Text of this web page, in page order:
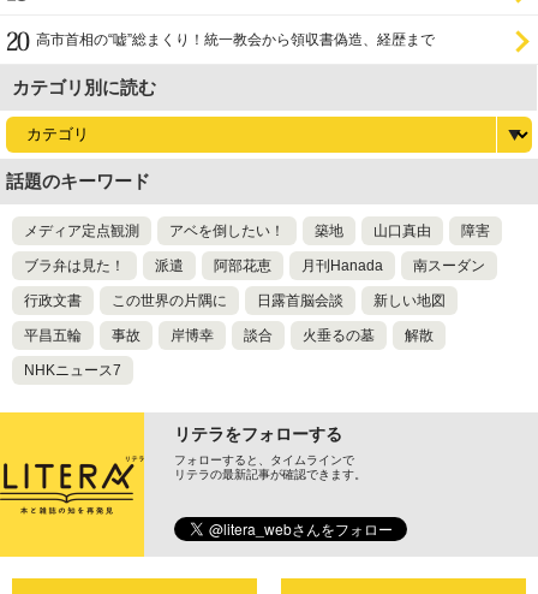
高市首相の“嘘”総まくり！統一教会から領収書偽造、経歴まで
カテゴリ別に読む
話題のキーワード
メディア定点観測 アベを倒したい！ 築地 山口真由 障害
ブラ弁は見た！ 派遣 阿部花恵 月刊Hanada 南スーダン
行政文書 この世界の片隅に 日露首脳会談 新しい地図
平昌五輪 事故 岸博幸 談合 火垂るの墓 解散
NHKニュース7
リテラをフォローする
フォローすると、タイムラインで
リテラの最新記事が確認できます。